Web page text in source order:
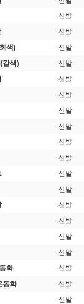
신발
신발
색)
신발
갈색)
신발
신발
신발
신발
신발
신발
신발
신발
신발
신발
신발
신발
신발
화
신발
동화
신발
신발